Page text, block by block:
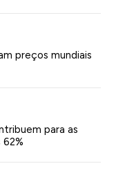
preços mundiais
para as